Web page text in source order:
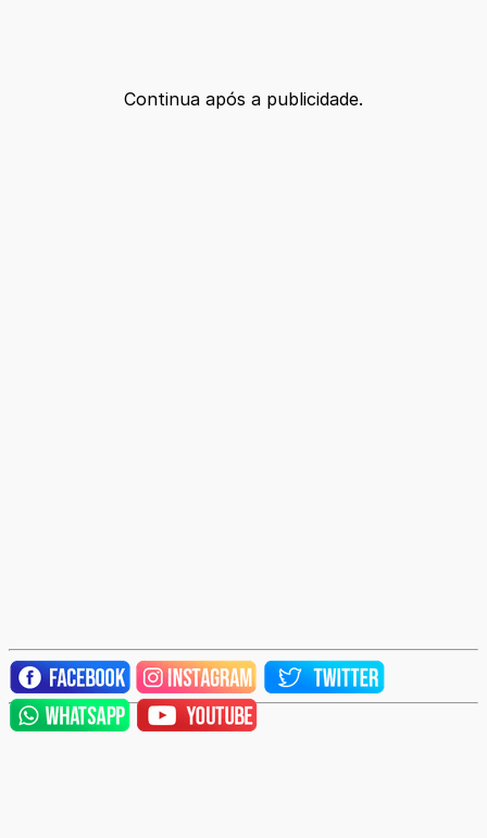
Continua após a publicidade.